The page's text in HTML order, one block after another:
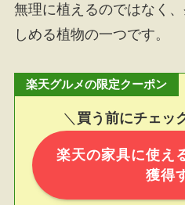
無理に植えるのではなく
しめる植物の一つです。
楽天グルメの限定クーポン
＼ 買う前にチェッ
楽天の家具に使え
獲得